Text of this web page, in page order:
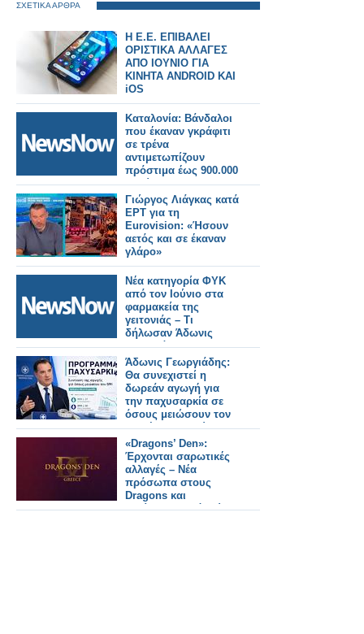
ΣΧΕΤΙΚΑ ΑΡΘΡΑ
Η Ε.Ε. ΕΠΙΒΑΛΕΙ
ΟΡΙΣΤΙΚΑ ΑΛΛΑΓΕΣ
ΑΠΟ ΙΟΥΝΙΟ ΓΙΑ
ΚΙΝΗΤΑ ANDROID KAI
iOS
Καταλονία: Βάνδαλοι
που έκαναν γκράφιτι
σε τρένα
αντιμετωπίζουν
πρόστιμα έως 900.000
ευρώ!
Γιώργος Λιάγκας κατά
ΕΡΤ για τη
Eurovision: «Ήσουν
αετός και σε έκαναν
γλάρο»
Νέα κατηγορία ΦΥΚ
από τον Ιούνιο στα
φαρμακεία της
γειτονιάς – Τι
δήλωσαν Άδωνις
Γεωργιάδης -
Απόστολος Βαλτάς
Άδωνις Γεωργιάδης:
Θα συνεχιστεί η
δωρεάν αγωγή για
την παχυσαρκία σε
όσους μειώσουν τον
BMI έως τον Ιούνιο
«Dragons’ Den»:
Έρχονται σαρωτικές
αλλαγές – Νέα
πρόσωπα στους
Dragons και
γυρίσματα από Ιούνιο